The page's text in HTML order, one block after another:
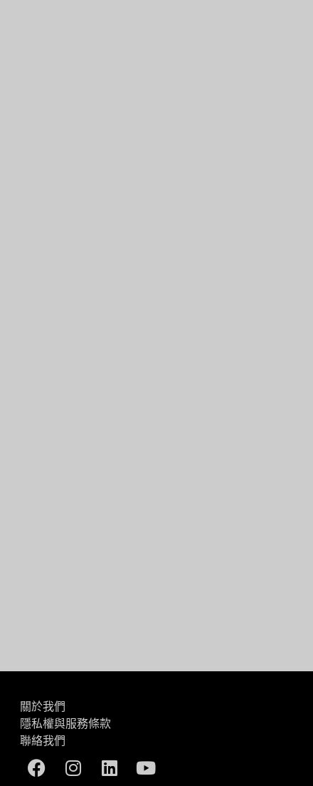
關於我們
隱私權與服務條款
聯絡我們
Facebook
Instagram
LinkedinYoutube